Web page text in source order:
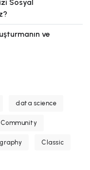
Sosyal
ve
data science
Community
Classic